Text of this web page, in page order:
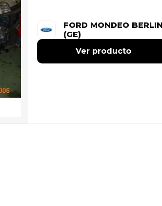
FORD MONDEO
(GE)
Ver producto